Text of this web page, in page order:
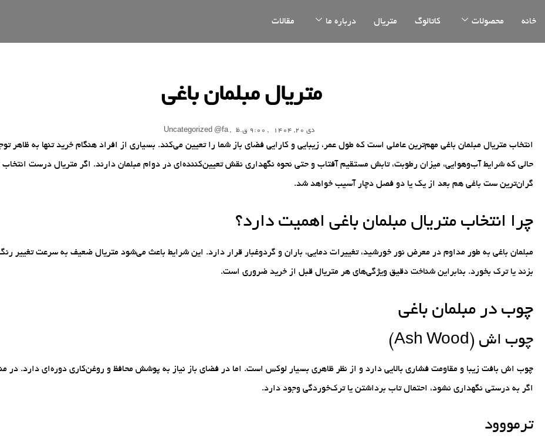
خانه محصولات کاتالوگ متریال درباره ما مقالات
متریال مبلمان باغی
دی 20, 1404 , 9:00 ق.ظ ,
Uncategorized @fa
انتخاب متریال مبلمان باغی مهم‌ترین عاملی است که طول عمر، زیبایی و کارایی فضای باز شما را تعیین می‌کند. بسیاری از افراد هنگام خرید تنها به ظاهر
حالی که شرایط آب‌وهوایی، میزان رطوبت، تابش مستقیم آفتاب و حتی نحوه نگهداری نقش تعیین‌کننده‌ای در دوام مبلمان دارند. اگر متریال درست
گران‌ترین ست باغی هم بعد از یک یا دو فصل دچار آسیب خواهد شد.
چرا انتخاب متریال مبلمان باغی اهمیت دارد؟
مبلمان باغی به طور مداوم در معرض نور خورشید، تغییرات دمایی، باران و گردوغبار قرار دارد. این شرایط باعث می‌شود متریال ضعیف به سرعت تغییر
بزند یا ترک بخورد. بنابراین شناخت دقیق ویژگی‌های هر متریال قبل از خرید ضروری است.
چوب در مبلمان باغی
چوب اش (Ash Wood)
چوب اش بافت زیبا و مقاومت فشاری بالایی دارد و از نظر ظاهری بسیار لوکس است. اما در فضای باز نیاز به پوشش محافظ و روغن‌کاری دوره‌ای دارد. در
اگر به درستی نگهداری نشود، احتمال تاب برداشتن یا ترک‌خوردگی وجود دارد.
ترمووود